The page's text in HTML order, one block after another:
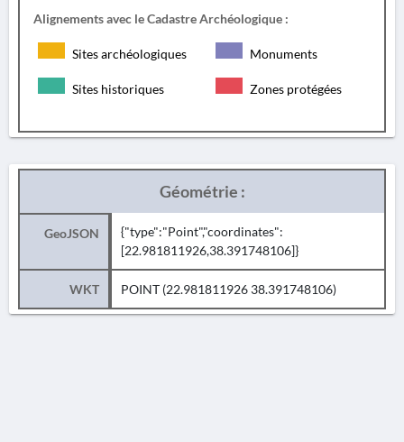
Alignements avec le Cadastre Archéologique :
Sites archéologiques Monuments
Sites historiques Zones protégées
Géométrie :
GeoJSON
{"type":"Point","coordinates":
[22.981811926,38.391748106]}
WKT POINT (22.981811926 38.391748106)